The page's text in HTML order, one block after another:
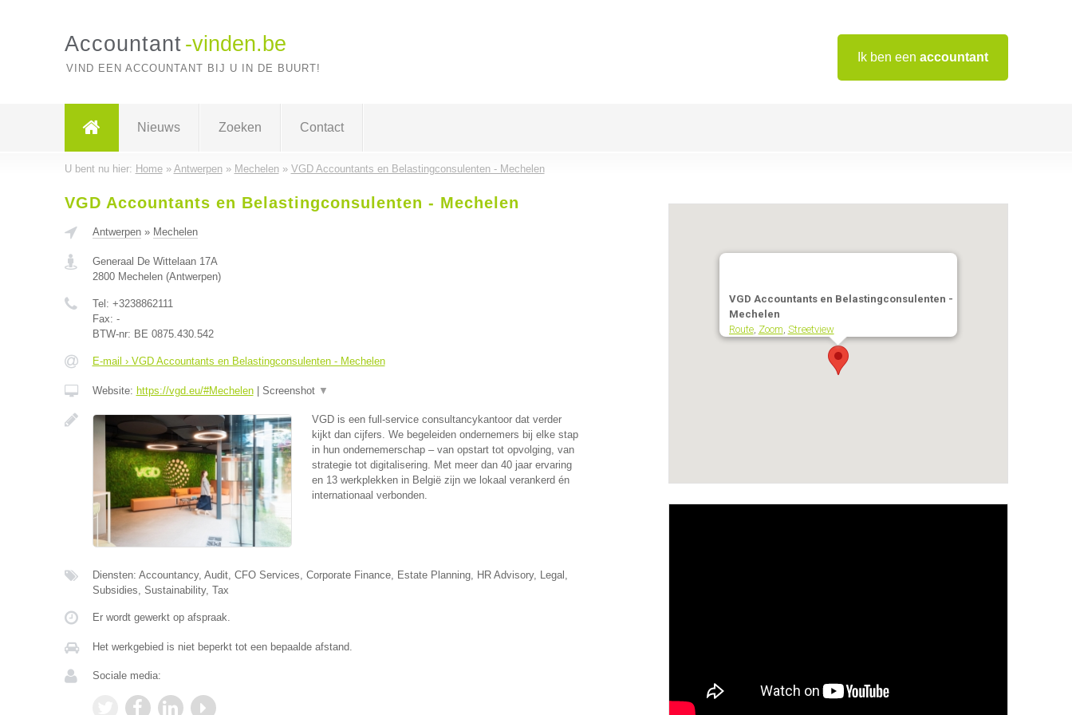
Ik ben een accountant
Accountant -vinden.be
VIND EEN ACCOUNTANT BIJ U IN DE BUURT!
Nieuws Zoeken Contact
U bent nu hier: Home» Antwerpen» Mechelen» VGD Accountants en Belastingconsulenten - Mechelen
VGD Accountants en Belastingconsulenten - Mechelen
Antwerpen» Mechelen
Generaal De Wittelaan 17A
2800 Mechelen(Antwerpen)
Tel: +3238862111
Fax: -
BTW-nr: BE 0875.430.542
E-mail › VGD Accountants en Belastingconsulenten - Mechelen
Website: https://vgd.eu/#Mechelen| Screenshot ▼
VGD is een full-service consultancykantoor dat verder
kijkt dan cijfers. We begeleiden ondernemers bij elke stap
in hun ondernemerschap – van opstart tot opvolging, van
strategie tot digitalisering. Met meer dan 40 jaar ervaring
en 13 werkplekken in België zijn we lokaal verankerd én
internationaal verbonden.
Diensten: Accountancy, Audit, CFO Services, Corporate Finance, Estate Planning, HR Advisory, Legal,
Subsidies, Sustainability, Tax
Er wordt gewerkt op afspraak.
Het werkgebied is niet beperkt tot een bepaalde afstand.
Sociale media:
VGD Accountants en Belastingconsulenten -
Mechelen
Route, Zoom Streetview